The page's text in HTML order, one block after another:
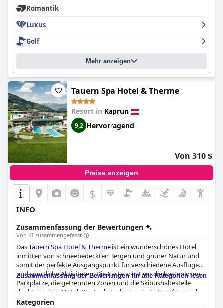
Romantik
Luxus
Golf
Mehr anzeigen
Tauern Spa Hotel & Therme
Resort in Kaprun
9,2 Hervorragend
Von 310 $
Preise anzeigen
$
INFO
Zusammenfassung der Bewertungen
Von KI zusammengefasst
DasTauern Spa Hotel & Therme ist ein wunderschönes Hotel
inmitten von schneebedeckten Bergen und grüner Natur und
somit der perfekte Ausgangspunkt für verschiedene Ausflüge
und sportliche Aktivitäten. Die Gäste schätzen die kostenlosen
Parkplätze, die getrennten Zonen und die Skibushaltestelle
direkt vor dem Hotel. Das Frühstücksangebot ist umfangreich
und bietet eine erstaunliche Auswahl an warmen und kalten
Zusammenfassung der Bewertungen für alle Kategorien lesen
Kategorien